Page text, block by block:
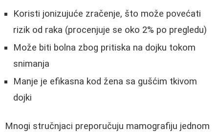
Koristi jonizujuće zračenje, što može povećati
rizik od raka (procenjuje se oko 2% po pregledu)
Može biti bolna zbog pritiska na dojku tokom
snimanja
Manje je efikasna kod žena sa gušćim tkivom
dojki
Mnogi stručnjaci preporučuju mamografiju jednom